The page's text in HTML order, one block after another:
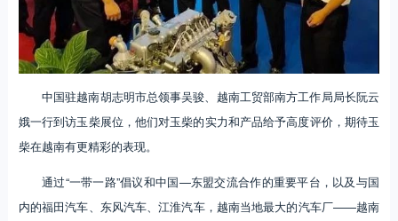
中国驻越南胡志明市总领事吴骏、越南工贸部南方工作局局长阮云
娥一行到访玉柴展位，他们对玉柴的实力和产品给予高度评价，期待玉
柴在越南有更精彩的表现。
通过“一带一路”倡议和中国—东盟交流合作的重要平台，以及与国
内的福田汽车、东风汽车、江淮汽车，越南当地最大的汽车厂——越南